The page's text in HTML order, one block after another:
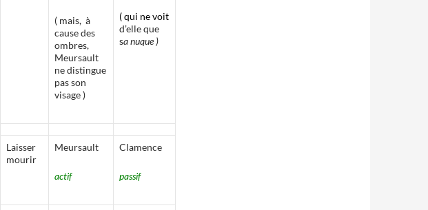
( mais, à
cause des
ombres,
Meursault
ne distingue
pas son
visage )
( qui ne voit
d’elle que
sa nuque )
Laisser
mourir
Meursault
actif
Clamence
passif